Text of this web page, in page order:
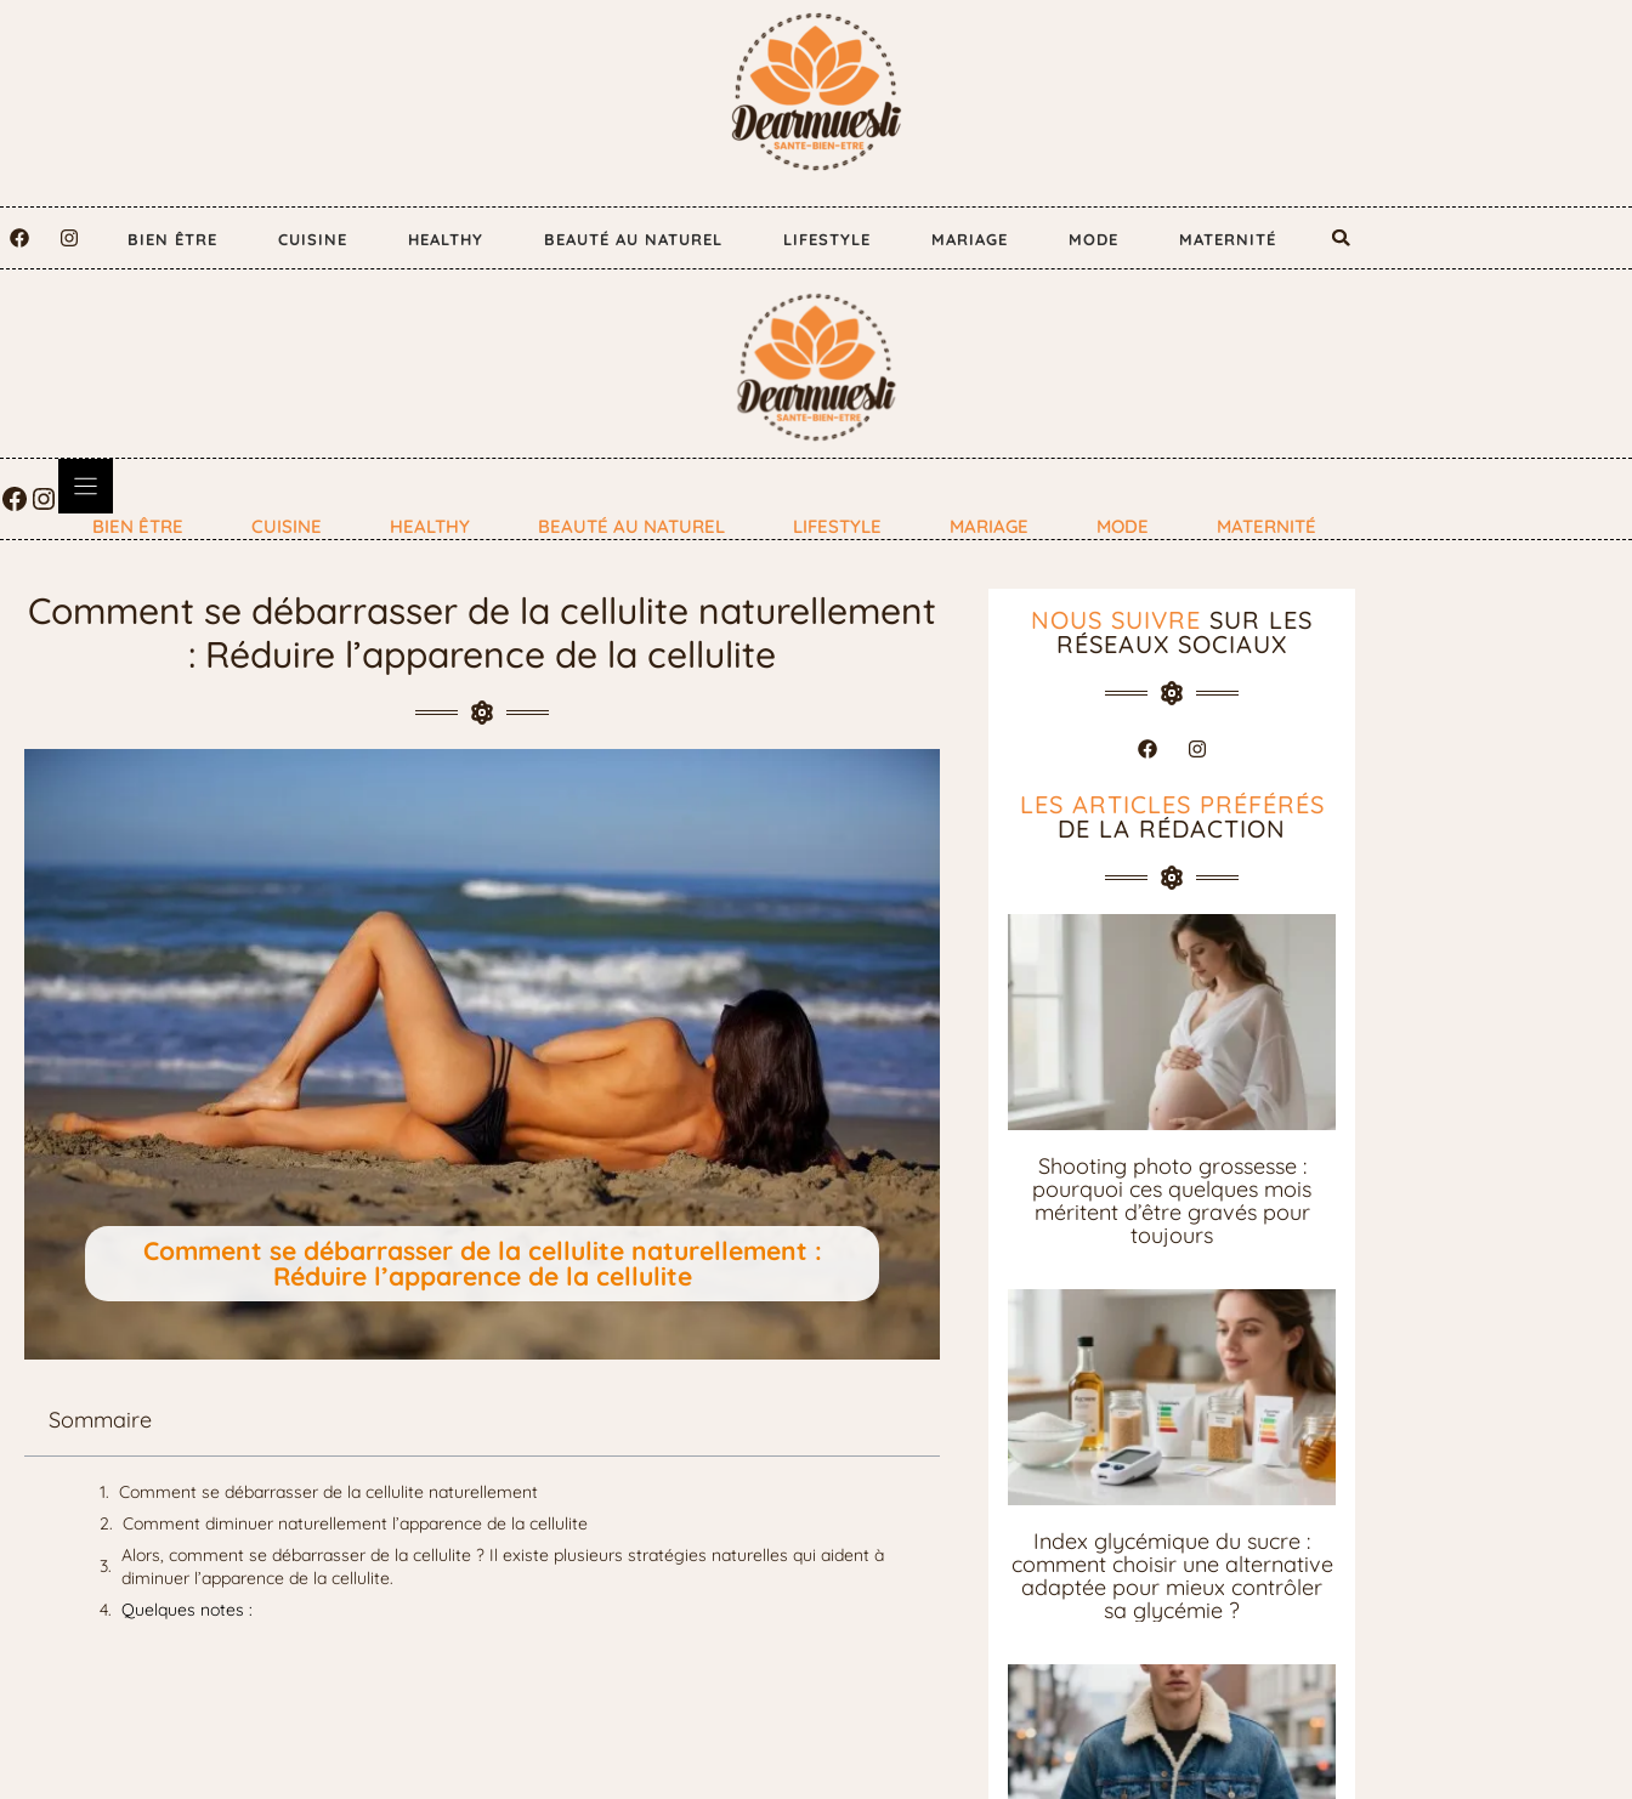
BIEN ÊTRE CUISINE HEALTHY BEAUTÉ AU NATUREL LIFESTYLE MARIAGE MODE MATERNITÉ
BIEN ÊTRE CUISINE HEALTHY BEAUTÉ AU NATUREL LIFESTYLE MARIAGE MODE MATERNITÉ
Comment se débarrasser de la cellulite naturellement
: Réduire l’apparence de la cellulite
Comment se débarrasser de la cellulite naturellement :
Réduire l’apparence de la cellulite
Sommaire
Comment se débarrasser de la cellulite naturellement
Comment diminuer naturellement l’apparence de la cellulite
Alors, comment se débarrasser de la cellulite ? Il existe plusieurs stratégies naturelles qui aident à
diminuer l’apparence de la cellulite.
Quelques notes :
NOUS SUIVRE SUR LES
RÉSEAUX SOCIAUX
LES ARTICLES PRÉFÉRÉS
DE LA RÉDACTION
Shooting photo grossesse :
pourquoi ces quelques mois
méritent d’être gravés pour
toujours
Index glycémique du sucre :
comment choisir une alternative
adaptée pour mieux contrôler
sa glycémie ?